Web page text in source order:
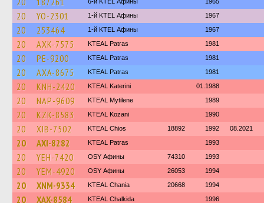
20 YO-2301 1-й KTEL Афины 1967
20 253464 1-й KTEL Афины 1967
20 AXK-7575 KTEAL Patras 1981
20 PE-9200 KTEAL Patras 1981
20 AXA-8675 KTEAL Patras 1981
20 KNH-2420 KTEAL Katerini 01.1988
20 NAP-9609 KTEAL Mytilene 1989
20 KZK-8583 KTEAL Kozani 1990
20 XIB-7502 KTEAL Chios 18892 1992 08.2021
20 AXI-8282 KTEAL Patras 1993
20 YEH-7420 OSY Афины 74310 1993
20 YEM-4920 OSY Афины 26053 1994
20 XNM-9334 KTEAL Chania 20668 1994
20 XAX-8584 KTEAL Chalkida 1996